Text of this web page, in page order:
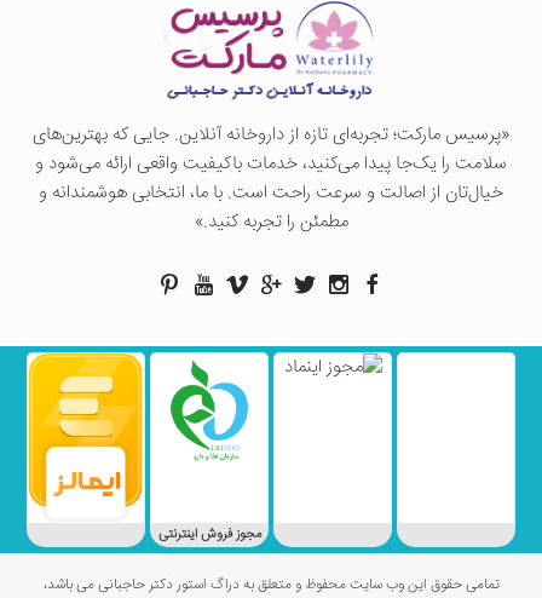
«پرسيس ماركت؛ تجربه‌ای تازه از داروخانه آنلاین. جایی که بهترین‌های
سلامت را یک‌جا پیدا می‌کنید، خدمات باکیفیت واقعی ارائه می‌شود و
خیال‌تان از اصالت و سرعت راحت است. با ما، انتخابی هوشمندانه و
مطمئن را تجربه کنید.»
مجوز فروش اینترنتی
تمامی حقوق این وب سایت محفوظ و متعلق به دراگ استور دکتر حاجبانی می باشد،